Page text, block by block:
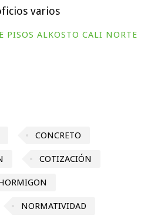
varios
PISOS ALKOSTO CALI NORTE
CONCRETO
COTIZACIÓN
NORMATIVIDAD